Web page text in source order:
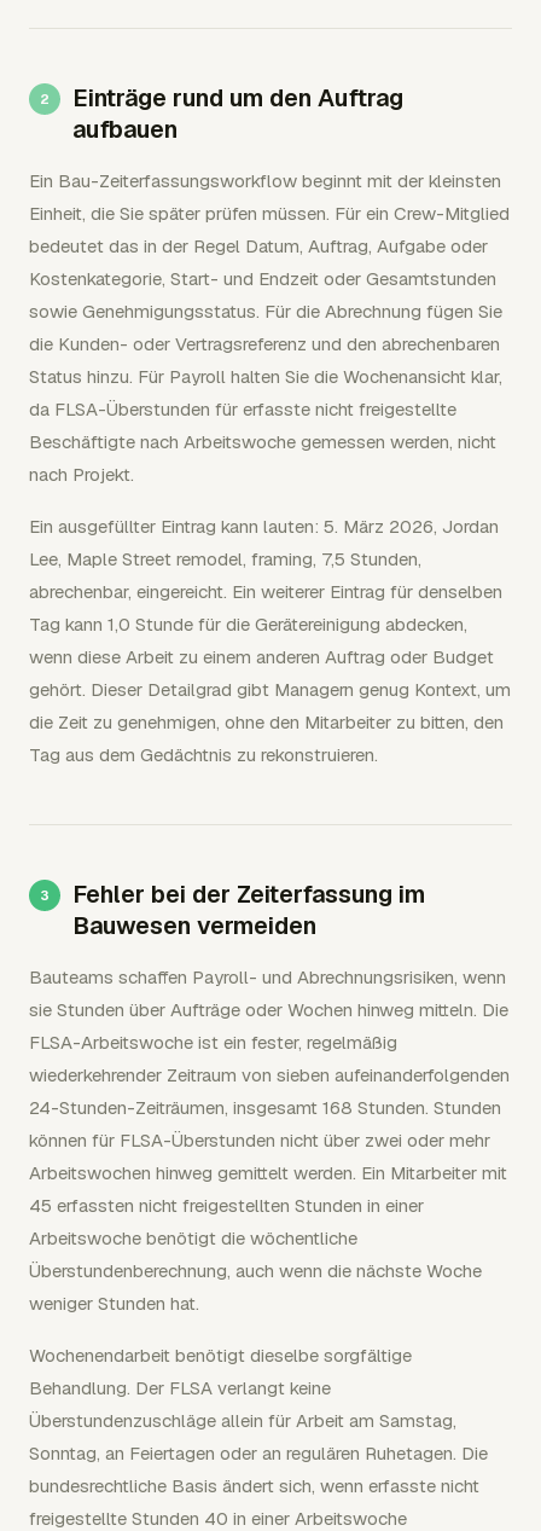
Einträge rund um den Auftrag
aufbauen
Ein Bau-Zeiterfassungsworkflow beginnt mit der kleinsten
Einheit, die Sie später prüfen müssen. Für ein Crew-Mitglied
bedeutet das in der Regel Datum, Auftrag, Aufgabe oder
Kostenkategorie, Start- und Endzeit oder Gesamtstunden
sowie Genehmigungsstatus. Für die Abrechnung fügen Sie
die Kunden- oder Vertragsreferenz und den abrechenbaren
Status hinzu. Für Payroll halten Sie die Wochenansicht klar,
da FLSA-Überstunden für erfasste nicht freigestellte
Beschäftigte nach Arbeitswoche gemessen werden, nicht
nach Projekt.
Ein ausgefüllter Eintrag kann lauten: 5. März 2026, Jordan
Lee, Maple Street remodel, framing, 7,5 Stunden,
abrechenbar, eingereicht. Ein weiterer Eintrag für denselben
Tag kann 1,0 Stunde für die Gerätereinigung abdecken,
wenn diese Arbeit zu einem anderen Auftrag oder Budget
gehört. Dieser Detailgrad gibt Managern genug Kontext, um
die Zeit zu genehmigen, ohne den Mitarbeiter zu bitten, den
Tag aus dem Gedächtnis zu rekonstruieren.
Fehler bei der Zeiterfassung im
Bauwesen vermeiden
Bauteams schaffen Payroll- und Abrechnungsrisiken, wenn
sie Stunden über Aufträge oder Wochen hinweg mitteln. Die
FLSA-Arbeitswoche ist ein fester, regelmäßig
wiederkehrender Zeitraum von sieben aufeinanderfolgenden
24-Stunden-Zeiträumen, insgesamt 168 Stunden. Stunden
können für FLSA-Überstunden nicht über zwei oder mehr
Arbeitswochen hinweg gemittelt werden. Ein Mitarbeiter mit
45 erfassten nicht freigestellten Stunden in einer
Arbeitswoche benötigt die wöchentliche
Überstundenberechnung, auch wenn die nächste Woche
weniger Stunden hat.
Wochenendarbeit benötigt dieselbe sorgfältige
Behandlung. Der FLSA verlangt keine
Überstundenzuschläge allein für Arbeit am Samstag,
Sonntag, an Feiertagen oder an regulären Ruhetagen. Die
bundesrechtliche Basis ändert sich, wenn erfasste nicht
freigestellte Stunden 40 in einer Arbeitswoche